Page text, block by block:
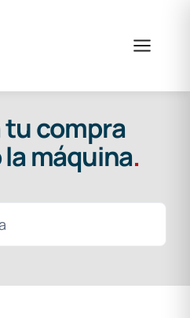
compra
máquina.